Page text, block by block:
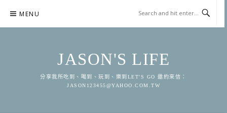
content
MENU
JASON'S LIFE
分享我所吃到、喝到、玩到、樂到LET'S GO 邀約來信：
JASON123455@YAHOO.COM.TW